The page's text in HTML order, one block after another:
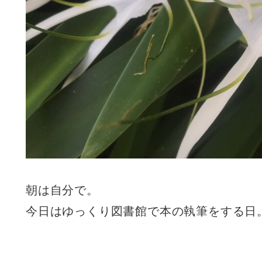
朝は自分で。
今日はゆっくり図書館で本の執筆をする日